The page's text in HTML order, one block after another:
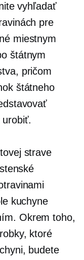
vyhľadať
pre
miestnym
štátnym
pričom
štátneho
strave
kuchyne
Okrem toho,
ktoré
budete